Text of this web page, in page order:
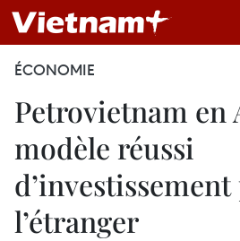
ÉCONOMIE
Petrovietnam en
modèle réussi
l’étranger